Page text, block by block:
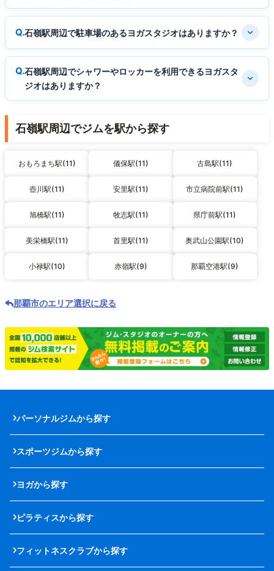
石嶺駅周辺で駐車場のあるヨガスタジオはありますか？
石嶺駅周辺でシャワーやロッカーを利用できるヨガスタ
ジオはありますか？
石嶺駅周辺でジムを駅から探す
おもろまち駅(11) 儀保駅(11) 古島駅(11)
壺川駅(11) 安里駅(11) 市立病院前駅(11)
旭橋駅(11) 牧志駅(11) 県庁前駅(11)
美栄橋駅(11) 首里駅(11) 奥武山公園駅(10)
小禄駅(10) 赤嶺駅(9) 那覇空港駅(9)
那覇市のエリア選択に戻る
パーソナルジムから探す
スポーツジムから探す
ヨガから探す
ピラティスから探す
フィットネスクラブから探す